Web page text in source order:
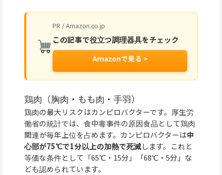
PR / Amazon.co.jp
この記事で役立つ調理器具をチェック
Amazonで見る >
鶏肉（胸肉・もも肉・手羽）
鶏肉の最大リスクはカンピロバクターです。厚生労
働省の統計では、食中毒事件の原因食品として鶏肉
関連が毎年上位を占めます。カンピロバクターは中
心部が75℃で1分以上の加熱で死滅します。これと
等価な条件として「65℃・15分」「68℃・5分」な
ども認められています。